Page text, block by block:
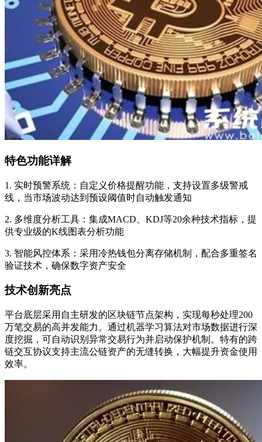
特色功能详解
1. 实时预警系统：自定义价格提醒功能，支持设置多级警戒
线，当市场波动达到预设阈值时自动触发通知
2. 多维度分析工具：集成MACD、KDJ等20余种技术指标，提
供专业级的K线图表分析功能
3. 智能风控体系：采用冷热钱包分离存储机制，配合多重签名
验证技术，确保数字资产安全
技术创新亮点
平台底层采用自主研发的区块链节点架构，实现每秒处理200
万笔交易的高并发能力。通过机器学习算法对市场数据进行深
度挖掘，可自动识别异常交易行为并启动保护机制。特有的跨
链交互协议支持主流公链资产的无缝转换，大幅提升资金使用
效率。